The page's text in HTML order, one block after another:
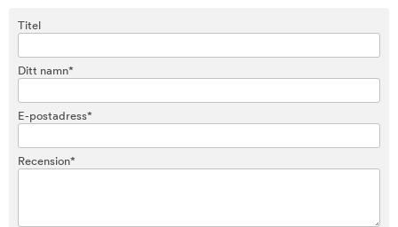
Titel
Ditt namn*
E-postadress*
Recension*